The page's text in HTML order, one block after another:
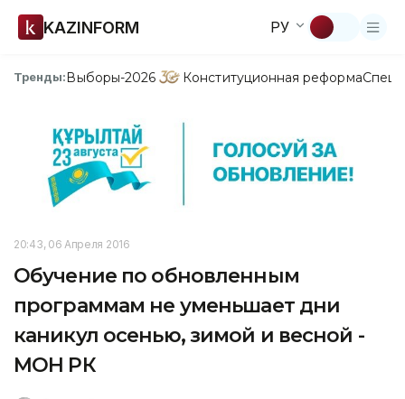
KAZINFORM РУ
Тренды:Выборы-2026 Конституционная реформа
20:43, 06 Апреля 2016
Обучение по обновленным
программам не уменьшает дни
каникул осенью, зимой и весной -
МОН РК